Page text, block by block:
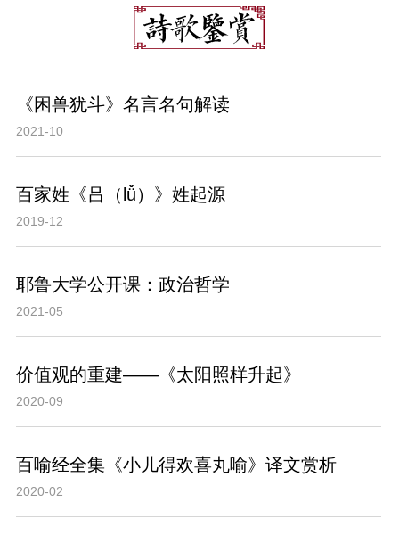
《困兽犹斗》名言名句解读
2021-10
百家姓《吕（lǚ）》姓起源
2019-12
耶鲁大学公开课：政治哲学
2021-05
价值观的重建——《太阳照样升起》
2020-09
百喻经全集《小儿得欢喜丸喻》译文赏析
2020-02